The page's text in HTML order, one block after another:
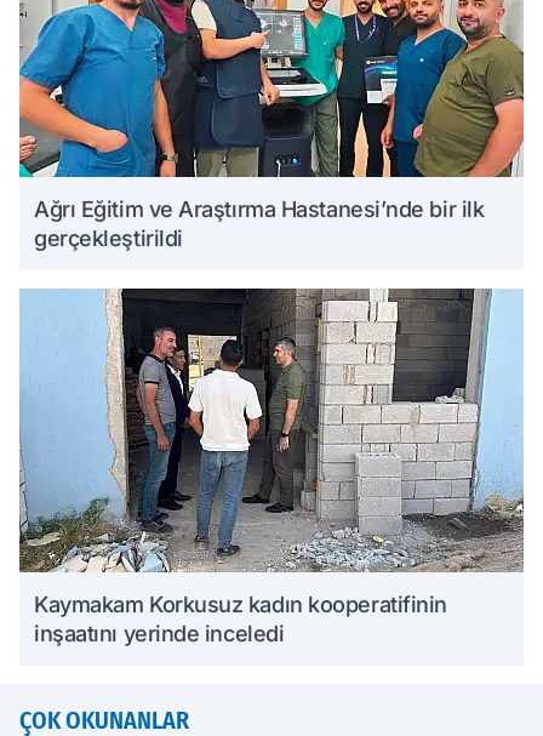
Ağrı Eğitim ve Araştırma Hastanesi’nde bir ilk
gerçekleştirildi
Kaymakam Korkusuz kadın kooperatifinin
inşaatını yerinde inceledi
ÇOK OKUNANLAR